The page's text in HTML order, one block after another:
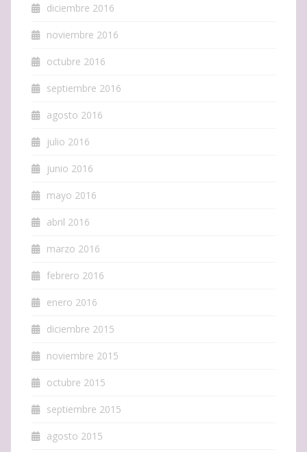
diciembre 2016
noviembre 2016
octubre 2016
septiembre 2016
agosto 2016
julio 2016
junio 2016
mayo 2016
abril 2016
marzo 2016
febrero 2016
enero 2016
diciembre 2015
noviembre 2015
octubre 2015
septiembre 2015
agosto 2015